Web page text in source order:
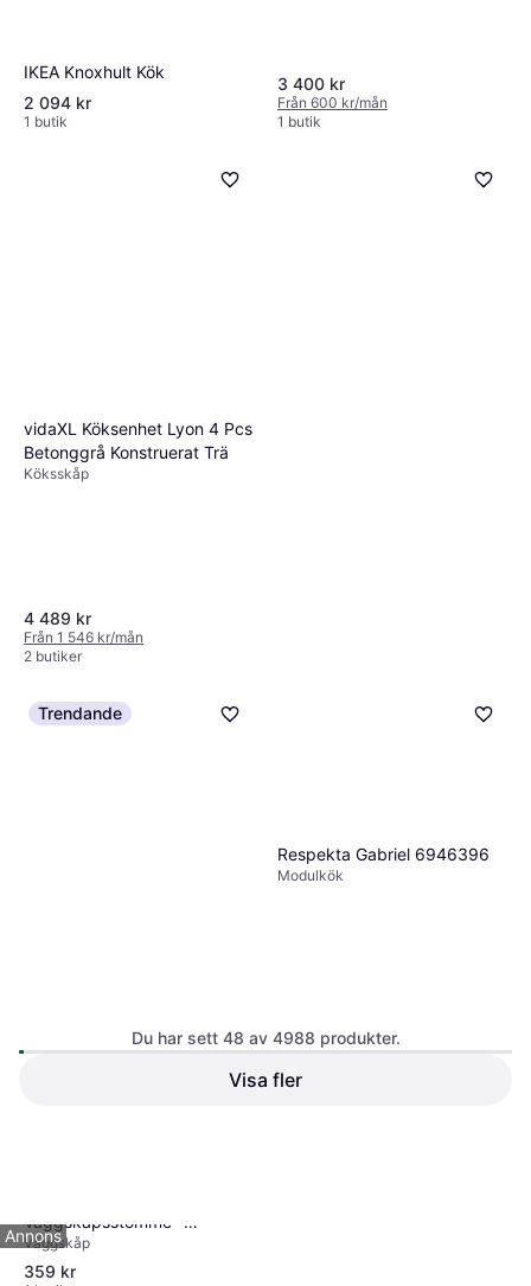
IKEA Knoxhult Kök
2 094 kr
1 butik
3 400 kr
Från 600 kr/mån
1 butik
vidaXL Köksenhet Lyon 4 Pcs
Betonggrå Konstruerat Trä
Köksskåp
4 489 kr
Från 1 546 kr/mån
2 butiker
1 449 kr
1 butik
Trendande
Väggskåpsstomme -
Svartgrå
Väggskåp
359 kr
Respekta Gabriel 6946396
Modulkök
Du har sett 48 av 4988 produkter.
Visa fler
Annons